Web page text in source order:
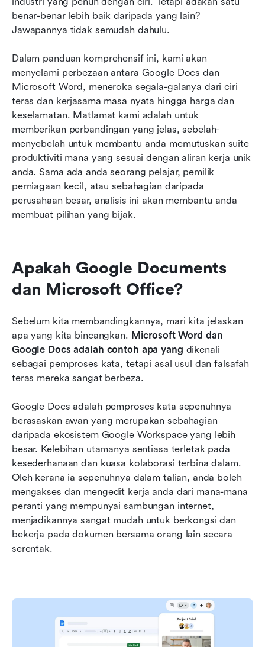
benar-benar lebih baik daripada yang lain?
Jawapannya tidak semudah dahulu.
Dalam panduan komprehensif ini, kami akan
menyelami perbezaan antara Google Docs dan
Microsoft Word, meneroka segala-galanya dari ciri
teras dan kerjasama masa nyata hingga harga dan
keselamatan. Matlamat kami adalah untuk
memberikan perbandingan yang jelas, sebelah-
menyebelah untuk membantu anda memutuskan suite
produktiviti mana yang sesuai dengan aliran kerja unik
anda. Sama ada anda seorang pelajar, pemilik
perniagaan kecil, atau sebahagian daripada
perusahaan besar, analisis ini akan membantu anda
membuat pilihan yang bijak.
Apakah Google Documents
dan Microsoft Office?
Sebelum kita membandingkannya, mari kita jelaskan
apa yang kita bincangkan. Microsoft Word dan
Google Docs adalah contoh apa yang dikenali
sebagai pemproses kata, tetapi asal usul dan falsafah
teras mereka sangat berbeza.
Google Docs adalah pemproses kata sepenuhnya
berasaskan awan yang merupakan sebahagian
daripada ekosistem Google Workspace yang lebih
besar. Kelebihan utamanya sentiasa terletak pada
kesederhanaan dan kuasa kolaborasi terbina dalam.
Oleh kerana ia sepenuhnya dalam talian, anda boleh
mengakses dan mengedit kerja anda dari mana-mana
peranti yang mempunyai sambungan internet,
menjadikannya sangat mudah untuk berkongsi dan
bekerja pada dokumen bersama orang lain secara
serentak.
Bacaan berkaitan